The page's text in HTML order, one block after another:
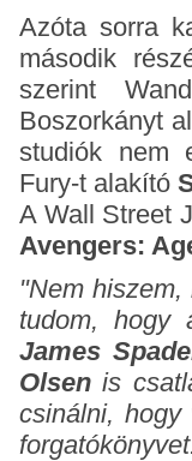
Azóta sorra
második
szerint
Boszorkányt
studiók nem
Fury-t alakító
A Wall Street
Avengers:
"Nem
tudom, hogy
James
Olsen is
csinálni,